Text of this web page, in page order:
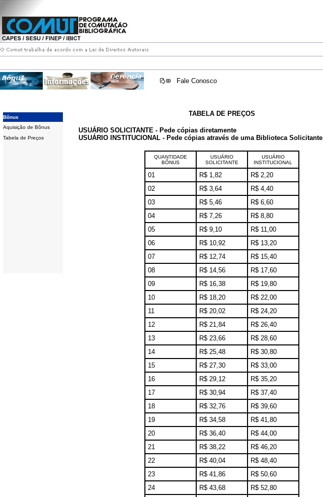
Fale Conosco
Bônus
Aquisição de Bônus
Tabela de Preços
TABELA DE PREÇOS
USUÁRIO SOLICITANTE - Pede cópias diretamente
USUÁRIO INSTITUCIONAL - Pede cópias através de uma Biblioteca Solicitante
QUANTIDADE
BÔNUS
USUÁRIO
SOLICITANTE
USUÁRIO
INSTITUCIONAL
01 R$ 1,82
R$ 2,20
02
R$ 3,64
R$ 4,40
03
R$ 5,46
R$ 6,60
04
R$ 7,26
R$ 8,80
05
R$ 9,10
R$ 11,00
06
R$ 10,92
R$ 13,20
07
R$ 12,74
R$ 15,40
08
R$ 14,56
R$ 17,60
09
R$ 16,38
R$ 19,80
10
R$ 18,20
R$ 22,00
11
R$ 20,02
R$ 24,20
12
R$ 21,84
R$ 26,40
13
R$ 23,66
R$ 28,60
14
R$ 25,48
R$ 30,80
15
R$ 27,30
R$ 33,00
16
R$ 29,12
R$ 35,20
17
R$ 30,94
R$ 37,40
18
R$ 32,76
R$ 39,60
19
R$ 34,58
R$ 41,80
20
R$ 36,40
R$ 44,00
21
R$ 38,22
R$ 46,20
22
R$ 40,04
R$ 48,40
23
R$ 41,86
R$ 50,60
24
R$ 43,68
R$ 52,80